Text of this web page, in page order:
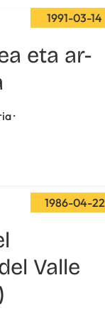
1991-03-14
eta ar-
·
1986-04-22
Valle